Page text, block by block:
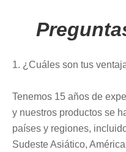
1. ¿Cuáles son tus
Tenemos 15 años de
y nuestros productos se
países y regiones,
Sudeste Asiático,